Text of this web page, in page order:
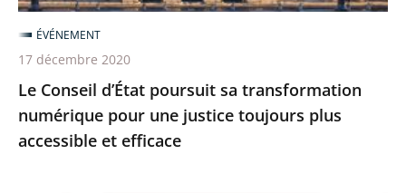
justice
toujours
plus
accessible
et
efficace
Le Conseil d’État poursuit sa transformation
numérique pour une justice toujours plus
accessible et efficace
ÉVÉNEMENT
17 décembre 2020